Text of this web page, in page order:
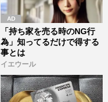
「持ち家を売る時のNG行
為」知ってるだけで得する
事とは
イエウール